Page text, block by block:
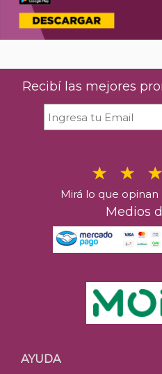
Recibí las mejores
Mirá lo que
Medios
AYUDA